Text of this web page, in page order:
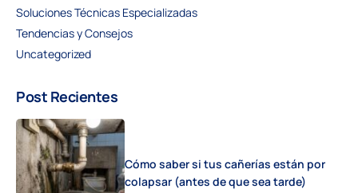
Soluciones Técnicas Especializadas
Tendencias y Consejos
Uncategorized
Post Recientes
Cómo saber si tus cañerías están por
colapsar (antes de que sea tarde)